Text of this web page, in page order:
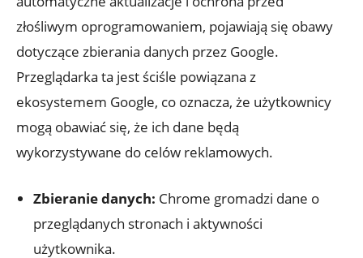
złośliwym oprogramowaniem, pojawiają się‌ obawy
dotyczące zbierania danych przez Google.
Przeglądarka⁣ ta​ jest⁢ ściśle‍ powiązana z
ekosystemem Google, ⁤co⁤ oznacza, że użytkownicy
mogą obawiać⁣ się,⁢ że ich ‌dane będą
wykorzystywane do celów reklamowych.
Zbieranie danych: Chrome gromadzi dane o‌
przeglądanych stronach i ‍aktywności
użytkownika.